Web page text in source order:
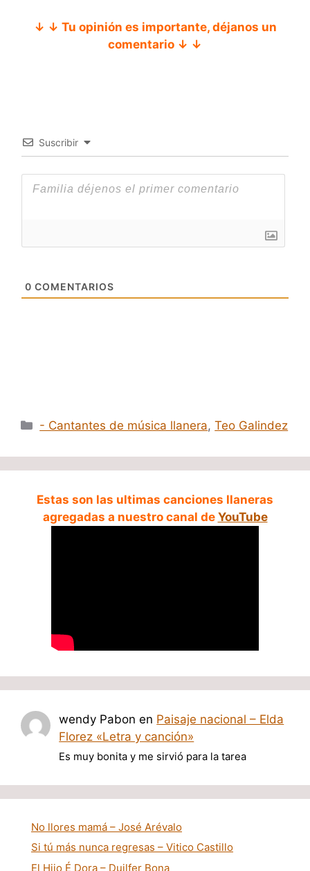
↓ ↓ Tu opinión es importante, déjanos un
comentario ↓ ↓
Suscribir
0 COMENTARIOS
Categorías
- Cantantes de música llanera,Teo Galindez
Estas son las ultimas canciones llaneras
agregadas a nuestro canal de YouTube
wendy Pabon en Paisaje nacional – Elda
Florez «Letra y canción»
Es muy bonita y me sirvió para la tarea
No llores mamá – José Arévalo
Si tú más nunca regresas – Vitico Castillo
El Hijo É Dora – Duilfer Bona